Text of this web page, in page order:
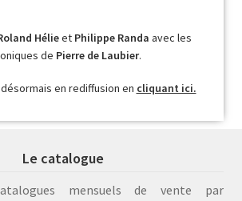
Hélieet Philippe Randa avec les
de Pierre de Laubier.
en rediffusion en cliquant ici.
Le catalogue
mensuels de vente par